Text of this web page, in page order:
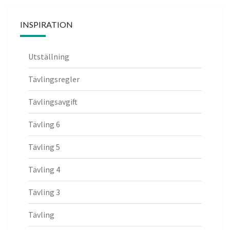
i
v
INSPIRATION
Utställning
Tävlingsregler
Tävlingsavgift
Tävling 6
Tävling 5
Tävling 4
Tävling 3
Tävling